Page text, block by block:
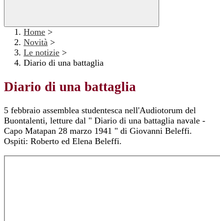
Home >
Novità >
Le notizie >
Diario di una battaglia
Diario di una battaglia
5 febbraio assemblea studentesca nell'Audiotorum del
Buontalenti, letture dal " Diario di una battaglia navale -
Capo Matapan 28 marzo 1941 " di Giovanni Beleffi.
Ospiti: Roberto ed Elena Beleffi.